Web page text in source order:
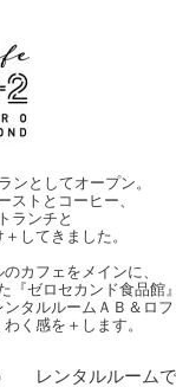
ンとしてオープン。
ストとコーヒー、
ランチと
してきました。
のカフェをメインに、
『ゼロセカンド食品館
タルルームＡＢ＆ロ
く感を＋します。
レンタルルーム